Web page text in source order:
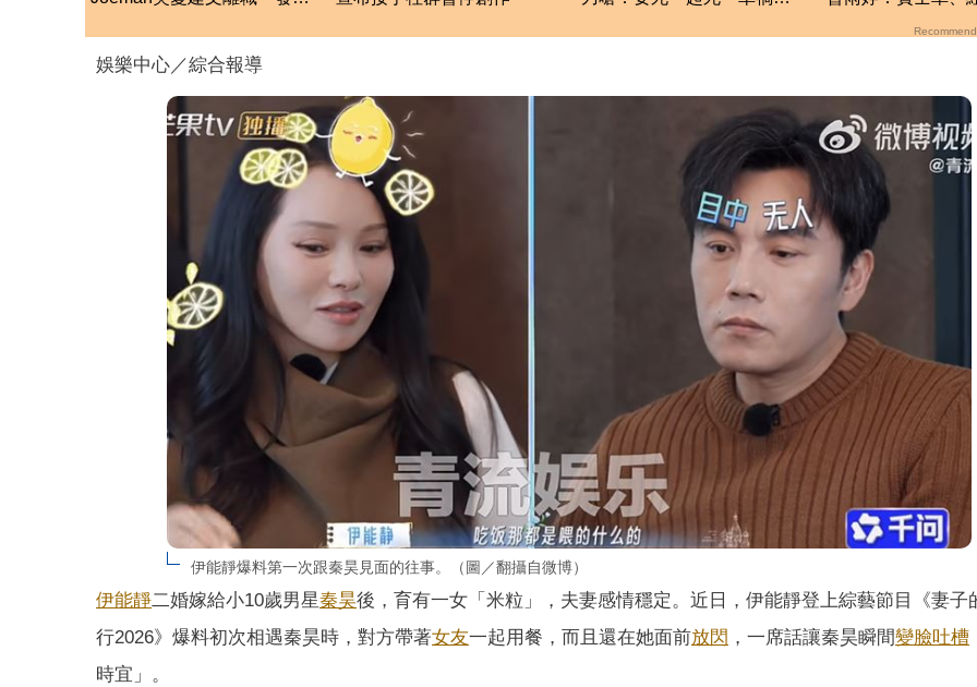
娛樂中心／綜合報導
伊能靜爆料第一次跟秦昊見面的往事。（圖／翻攝自微博）
伊能靜二婚嫁給小10歲男星秦昊後，育有一女「米粒」，夫妻感情穩定。近日，伊能靜登上綜藝節目《妻子
行2026》爆料初次相遇秦昊時，對方帶著女友一起用餐，而且還在她面前放閃 ，一席話讓秦昊瞬間變臉吐槽
時宜」。